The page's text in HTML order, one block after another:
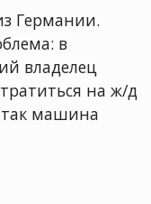
Германии.
в
владелец
на ж/д
так машина